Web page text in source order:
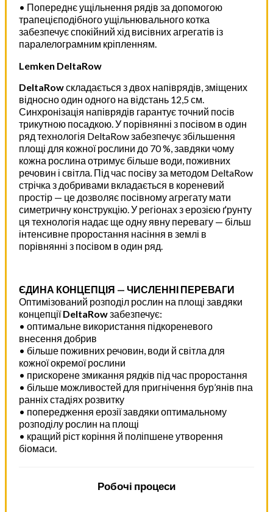
• Попереднє ущільнення рядів за допомогою
трапецієподібного ущільнювального котка
забезпечує спокійний хід висівних агрегатів із
паралелограмним кріпленням.
Lemken DeltaRow
DeltaRowскладається з двох напіврядів, зміщених
відносно один одного на відстань 12,5 см.
Синхронізація напіврядів гарантує точний посів
трикутною посадкою. У порівнянні з посівом в один
ряд технологія DeltaRow забезпечує збільшення
площі для кожної рослини до 70 %, завдяки чому
кожна рослина отримує більше води, поживних
речовин і світла. Під час посіву за методом DeltaRow
стрічка з добривами вкладається в кореневий
простір — це дозволяє посівному агрегату мати
симетричну конструкцію. У регіонах з ерозією ґрунту
ця технологія надає ще одну явну перевагу — більш
інтенсивне проростання насіння в землі в
порівнянні з посівом в один ряд.
ЄДИНА КОНЦЕПЦІЯ — ЧИСЛЕННІ ПЕРЕВАГИ
Оптимізований розподіл рослин на площі завдяки
концепціїDeltaRowзабезпечує:
• оптимальне використання підкореневого
внесення добрив
• більше поживних речовин, води й світла для
кожної окремої рослини
• прискорене змикання рядків під час проростання
• більше можливостей для пригнічення бур’янів пна
ранніх стадіях розвитку
• попередження ерозії завдяки оптимальному
розподілу рослин на площі
• кращий ріст коріння й поліпшене утворення
біомаси.
Робочі процеси